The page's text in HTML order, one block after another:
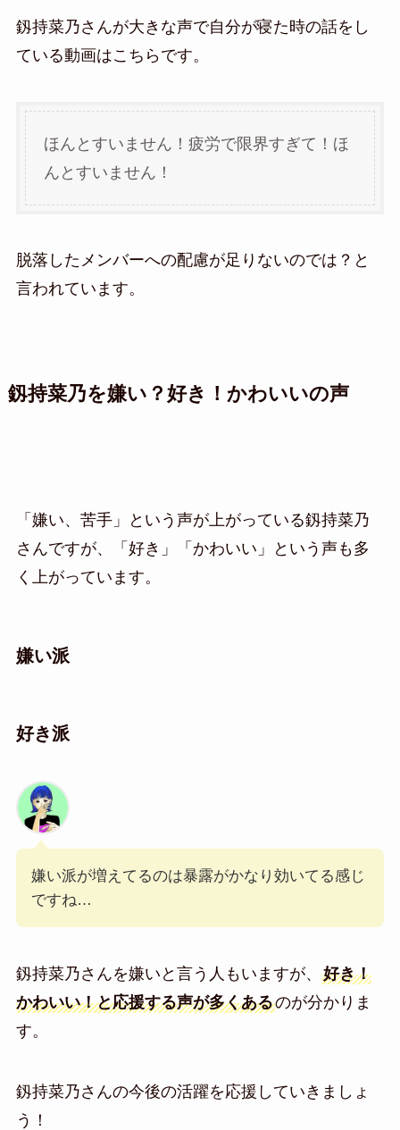
釼持菜乃さんが大きな声で自分が寝た時の話をし
ている動画はこちらです。
ほんとすいません！疲労で限界すぎて！ほ
んとすいません！
脱落したメンバーへの配慮が足りないのでは？と
言われています。
釼持菜乃を嫌い？好き！かわいいの声
「嫌い、苦手」という声が上がっている釼持菜乃
さんですが、「好き」「かわいい」という声も多
く上がっています。
嫌い派
好き派
嫌い派が増えてるのは暴露がかなり効いてる感じ
ですね…
釼持菜乃さんを嫌いと言う人もいますが、 好き！
かわいい！と応援する声が多くあるのが分かりま
す。
釼持菜乃さんの今後の活躍を応援していきましょ
う！